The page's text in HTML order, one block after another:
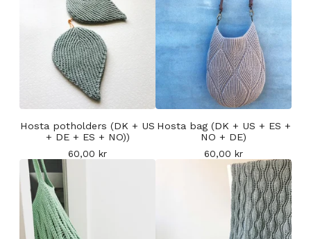
Hosta potholders (DK + US
+ DE + ES + NO))
60,00 kr
Hosta bag (DK + US + ES +
NO + DE)
60,00 kr